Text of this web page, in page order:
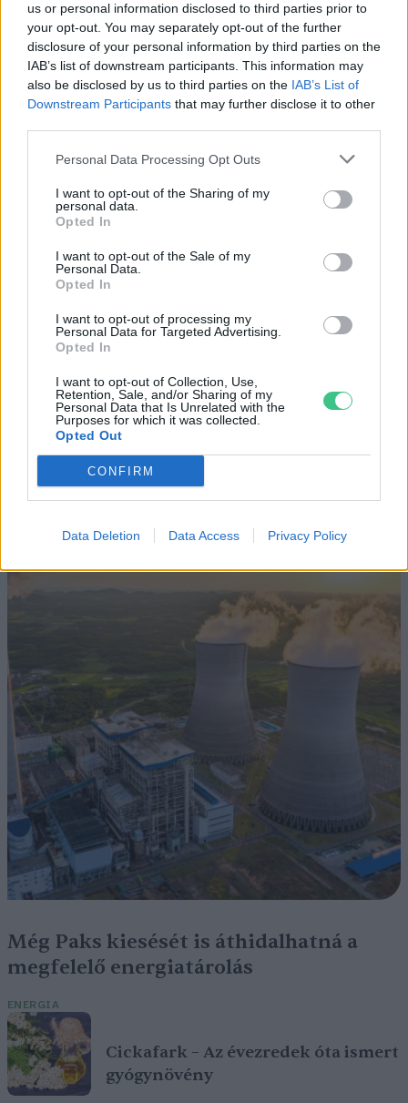
us or personal information disclosed to third parties prior to
your opt-out. You may separately opt-out of the further
disclosure of your personal information by third parties on the
IAB’s list of downstream participants. This information may
also be disclosed by us to third parties on the IAB’s List of
Downstream Participants that may further disclose it to other
Personal Data Processing Opt Outs
I want to opt-out of the Sharing of my
personal data.
Opted In
I want to opt-out of the Sale of my
Personal Data.
Opted In
I want to opt-out of processing my
Personal Data for Targeted Advertising.
Opted In
I want to opt-out of Collection, Use,
Retention, Sale, and/or Sharing of my
Personal Data that Is Unrelated with the
Purposes for which it was collected.
Opted Out
CONFIRM
Data Deletion Data Access Privacy Policy
Négy éven belül valósággá válhatnak az
elektromos repülőjáratok Európában
KÖZLEKEDÉS
Történelmi aszály sújtja Nagy-
Britanniát is
Elképesztő felvétel mutatja meg,
mekkora a különbség az áradó és a
kiszáradó Duna között
ÉLŐ BOLYGÓNK
Még Paks kiesését is áthidalhatná a
megfelelő energiatárolás
ENERGIA
Cickafark – Az évezredek óta ismert
gyógynövény